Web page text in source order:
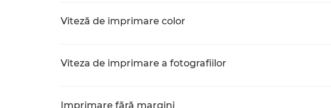
Viteză de imprimare color
Viteza de imprimare a fotografiilor
Imprimare fără margini